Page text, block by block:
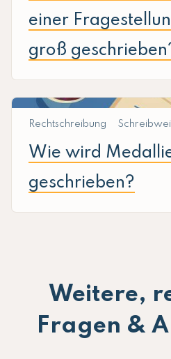
einer
groß
Rechtschreibung
Wie wird
geschrieben?
Weitere,
Fragen &